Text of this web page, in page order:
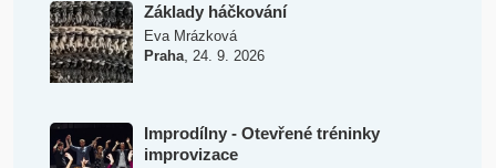
Základy háčkování
Eva Mrázková
Praha, 24. 9. 2026
Improdílny - Otevřené tréninky
improvizace